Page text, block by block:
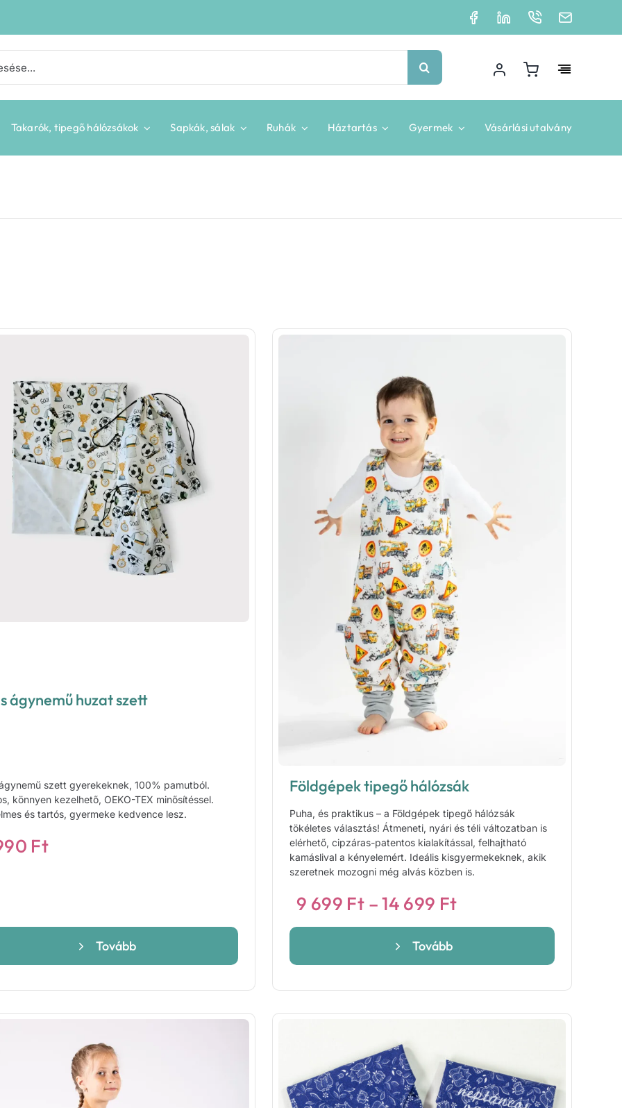
Takarók, tipegő hálózsákok Sapkák, sálak Ruhák Háztartás Gyermek Vásárlási utalvány
ágynemű huzat szett
szett gyerekeknek, 100% pamutból.
könnyen kezelhető, OEKO-TEX minősítéssel.
és tartós, gyermeke kedvence lesz.
Ft
Tovább
Földgépek tipegő hálózsák
Puha, és praktikus – a Földgépek tipegő hálózsák
tökéletes választás! Átmeneti, nyári és téli változatban is
elérhető, cipzáras-patentos kialakítással, felhajtható
kamáslival a kényelemért. Ideális kisgyermekeknek, akik
szeretnek mozogni még alvás közben is.
9 699 Ft –14 699 FtÁrtartomány:
9
-
14
699 Ft
Tovább